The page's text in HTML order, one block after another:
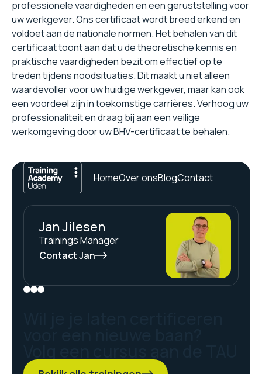
professionele vaardigheden en een geruststelling voor
uw werkgever. Ons certificaat wordt breed erkend en
voldoet aan de nationale normen. Het behalen van dit
certificaat toont aan dat u de theoretische kennis en
praktische vaardigheden bezit om effectief op te
treden tijdens noodsituaties. Dit maakt u niet alleen
waardevoller voor uw huidige werkgever, maar kan ook
een voordeel zijn in toekomstige carrières. Verhoog uw
professionaliteit en draag bij aan een veilige
werkomgeving door uw BHV-certificaat te behalen.
HomeOver onsBlogContact
Jan Jilesen
Trainings Manager
Contact Jan